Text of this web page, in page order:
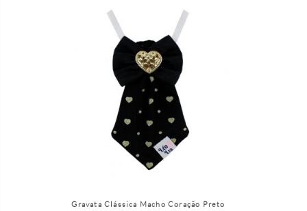
Gravata Clássica Macho Coração Preto